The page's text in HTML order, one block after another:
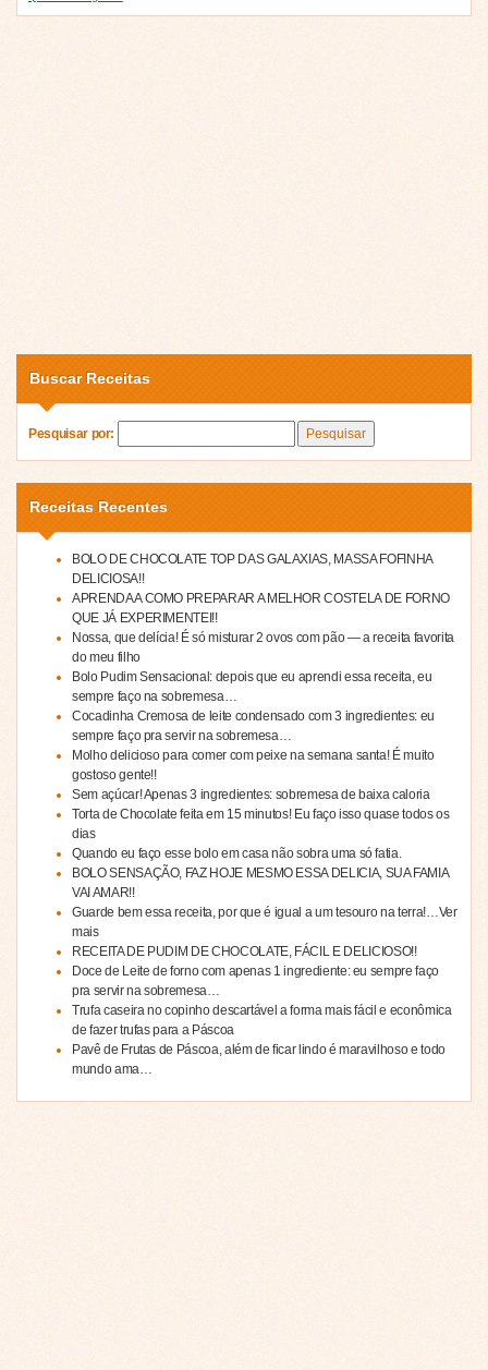
Buscar Receitas
Pesquisar por:
Receitas Recentes
BOLO DE CHOCOLATE TOP DAS GALAXIAS, MASSA FOFINHA
DELICIOSA!!
APRENDA A COMO PREPARAR A MELHOR COSTELA DE FORNO
QUE JÁ EXPERIMENTEI!!
Nossa, que delícia! É só misturar 2 ovos com pão — a receita favorita
do meu filho
Bolo Pudim Sensacional: depois que eu aprendi essa receita, eu
sempre faço na sobremesa…
Cocadinha Cremosa de leite condensado com 3 ingredientes: eu
sempre faço pra servir na sobremesa…
Molho delicioso para comer com peixe na semana santa! É muito
gostoso gente!!
Sem açúcar! Apenas 3 ingredientes: sobremesa de baixa caloria
Torta de Chocolate feita em 15 minutos! Eu faço isso quase todos os
dias
Quando eu faço esse bolo em casa não sobra uma só fatia.
BOLO SENSAÇÃO, FAZ HOJE MESMO ESSA DELICIA, SUA FAMIA
VAI AMAR!!
Guarde bem essa receita, por que é igual a um tesouro na terra!…Ver
mais
RECEITA DE PUDIM DE CHOCOLATE, FÁCIL E DELICIOSO!!
Doce de Leite de forno com apenas 1 ingrediente: eu sempre faço
pra servir na sobremesa…
Trufa caseira no copinho descartável a forma mais fácil e econômica
de fazer trufas para a Páscoa
Pavê de Frutas de Páscoa, além de ficar lindo é maravilhoso e todo
mundo ama…